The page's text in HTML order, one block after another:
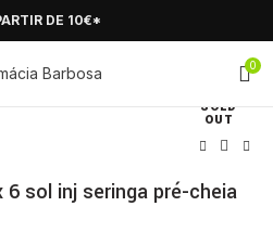
DE 10€*
0
SOLD
OUT
6 sol inj seringa pré-cheia